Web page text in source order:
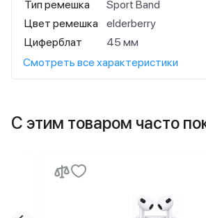
Тип ремешка
Sport Band
Цвет ремешка
elderberry
Циферблат
45 мм
Смотреть все характеристики
С этим товаром часто